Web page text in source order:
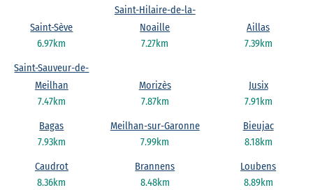
6.97km
Saint-Sève
7.27km
Saint-Hilaire-de-la-
Noaille
7.39km
Aillas
7.47km
Saint-Sauveur-de-
Meilhan
7.87km
Morizès
7.91km
Jusix
7.93km
Bagas
7.99km
Meilhan-sur-Garonne
8.18km
Bieujac
8.36km
Caudrot
8.48km
Brannens
8.89km
Loubens